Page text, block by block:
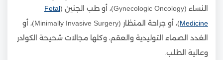
النساء (Gynecologic Oncology)، أو طب الجنين (
Fetal
Medicine
)، أو جراحة المنظار (Minimally Invasive Surgery)، أو
الغدد الصماء التوليدية والعقم، وكلها مجالات شحيحة الكوادر
وعالية الطلب.